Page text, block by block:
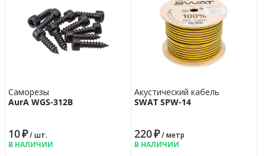
Саморезы
AurA WGS-312B
10₽/ шт.
В НАЛИЧИИ
Акустический кабель
SWAT SPW-14
220₽/ метр
В НАЛИЧИИ